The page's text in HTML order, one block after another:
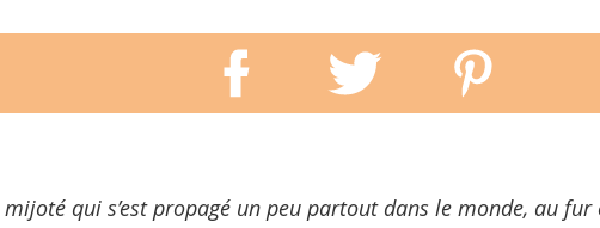
qui s’est propagé un peu partout dans le monde, au